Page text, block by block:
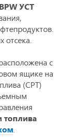
УСТ
отсека.
с
ящике на
(СРТ)
топлива